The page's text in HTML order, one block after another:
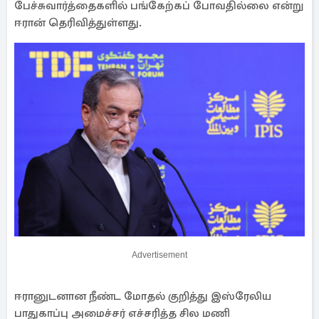
பேச்சுவார்த்தைகளில் பங்கேற்கப் போவதில்லை என்று
ஈரான் தெரிவித்துள்ளது.
Advertisement
ஈரானுடனான நீண்ட மோதல் குறித்து இஸ்ரேலிய
பாதுகாப்பு அமைச்சர் எச்சரித்த சில மணி